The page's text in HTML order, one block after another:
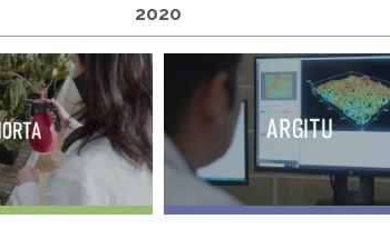
2020